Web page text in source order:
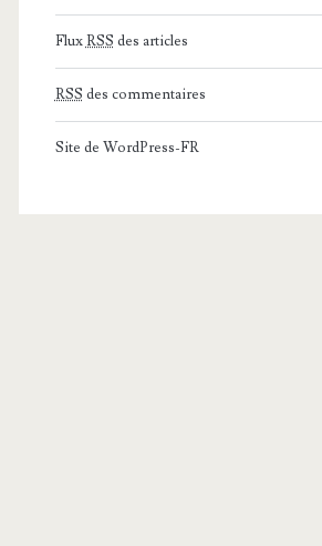
FluxRSS des articles
RSS des commentaires
Site de WordPress-FR